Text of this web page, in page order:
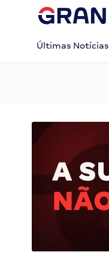
Últimas Notícias